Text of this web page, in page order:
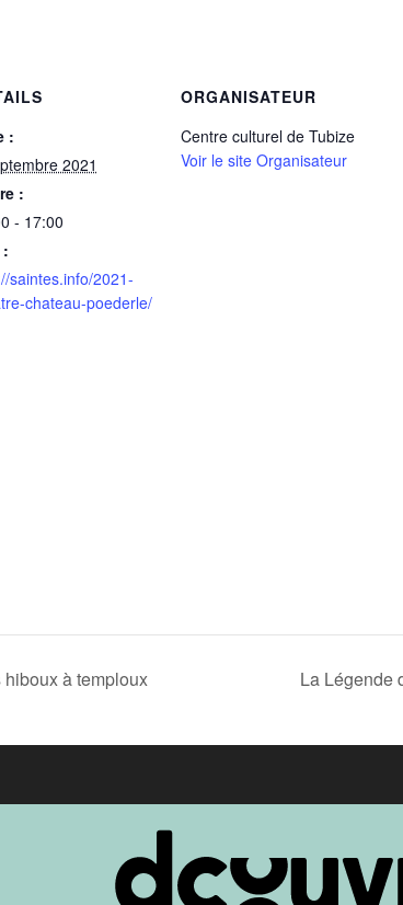
:
2021
:
- 17:00
saintes.info/2021-
chateau-poederle/
ORGANISATEUR
Centre culturel de Tubize
Voir le site Organisateur
à temploux La Légende